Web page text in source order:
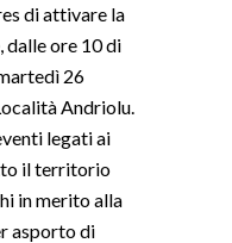
di attivare la
ore 10 di
26
Andriolu.
legati ai
il territorio
in merito alla
asporto di